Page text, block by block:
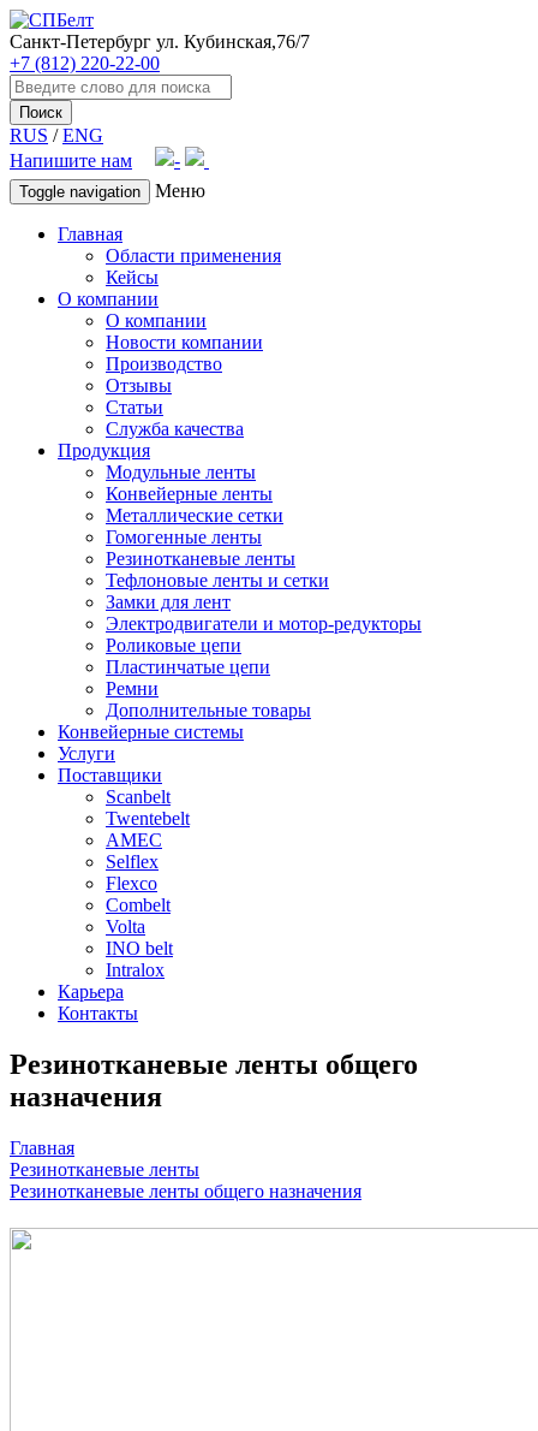
Санкт-Петербург ул. Кубинская,76/7
+7 (812) 220-22-00
Поиск
RUS /ENG
Напишите нам
Toggle navigation Меню
Главная
Области применения
Кейсы
О компании
О компании
Новости компании
Производство
Отзывы
Статьи
Служба качества
Продукция
Модульные ленты
Конвейерные ленты
Металлические сетки
Гомогенные ленты
Резинотканевые ленты
Тефлоновые ленты и сетки
Замки для лент
Электродвигатели и мотор-редукторы
Роликовые цепи
Пластинчатые цепи
Ремни
Дополнительные товары
Конвейерные системы
Услуги
Поставщики
Scanbelt
Twentebelt
АMEC
Selflex
Flexco
Combelt
Volta
INO belt
Intralox
Карьера
Контакты
Резинотканевые ленты общего
назначения
Главная
Резинотканевые ленты
Резинотканевые ленты общего назначения